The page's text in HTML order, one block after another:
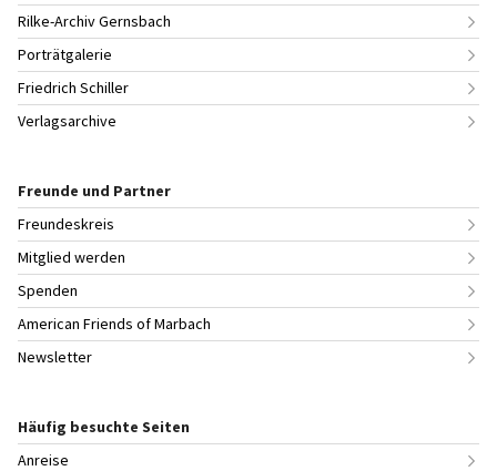
Rilke-Archiv Gernsbach
Porträtgalerie
Friedrich Schiller
Verlagsarchive
Freunde und Partner
Freundeskreis
Mitglied werden
Spenden
American Friends of Marbach
Newsletter
Häufig besuchte Seiten
Anreise